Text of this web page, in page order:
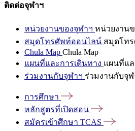
ติดต่อจุฬาฯ
หน่วยงานของจุฬาฯ หน่วยงาน
สมุดโทรศัพท์ออนไลน์ สมุดโท
Chula Map Chula Map
แผนที่และการเดินทาง แผนที่แล
ร่วมงานกับจุฬาฯ ร่วมงานกับจุฬ
การศึกษา
หลักสูตรที่เปิดสอน
สมัครเข้าศึกษา TCAS